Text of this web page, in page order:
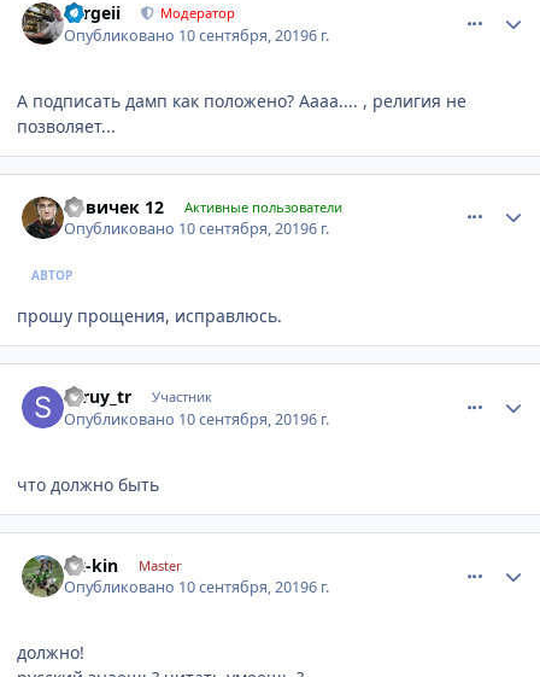
Sergeii Модератор
Опубликовано 10 сентября, 20196 г.
А подписать дамп как положено? Аааа.... , религия не
позволяет...
новичек 12 Активные пользователи
Опубликовано 10 сентября, 20196 г.
АВТОР
прошу прощения, исправлюсь.
seruy_tr Участник
Опубликовано 10 сентября, 20196 г.
что должно быть
vit-kin Master
Опубликовано 10 сентября, 20196 г.
должно!